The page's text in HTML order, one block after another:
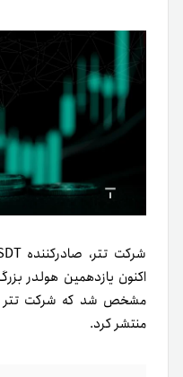
اکنون یازدهمین هولدر
مشخص شد که شرکت
منتشر کرد.